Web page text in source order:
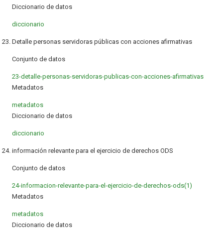
Diccionario de datos
diccionario
23. Detalle personas servidoras públicas con acciones afirmativas
Conjunto de datos
23-detalle-personas-servidoras-publicas-con-acciones-afirmativas
Metadatos
metadatos
Diccionario de datos
diccionario
24. información relevante para el ejercicio de derechos ODS
Conjunto de datos
24-informacion-relevante-para-el-ejercicio-de-derechos-ods(1)
Metadatos
metadatos
Diccionario de datos